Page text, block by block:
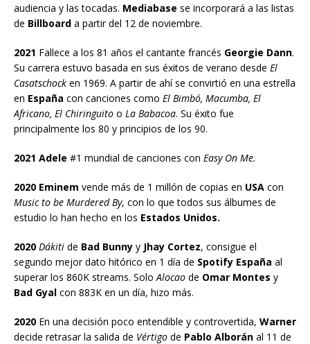
audiencia y las tocadas. Mediabase se incorporará a las listas
de Billboard a partir del 12 de noviembre.
2021 Fallece a los 81 años el cantante francés Georgie Dann.
Su carrera estuvo basada en sus éxitos de verano desde El
Casatschock en 1969. A partir de ahí se convirtió en una estrella
en España con canciones como El Bimbó, Macumba, El
Africano, El Chiringuito o La Babacoa. Su éxito fue
principalmente los 80 y principios de los 90.
2021 Adele #1 mundial de canciones con Easy On Me.
2020 Eminem vende más de 1 millón de copias en USA con
Music to be Murdered By, con lo que todos sus álbumes de
estudio lo han hecho en los Estados Unidos.
2020 Dákiti de Bad Bunny y Jhay Cortez, consigue el
segundo mejor dato hitórico en 1 día de Spotify España al
superar los 860K streams. Solo Alocao de Omar Montes y
Bad Gyal con 883K en un día, hizo más.
2020 En una decisión poco entendible y controvertida, Warner
decide retrasar la salida de Vértigo de Pablo Alborán al 11 de